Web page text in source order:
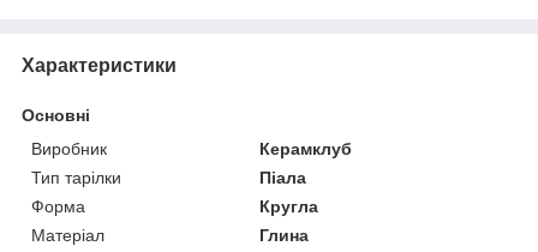
Характеристики
Основні
Виробник
Керамклуб
Тип тарілки
Піала
Форма
Кругла
Матеріал
Глина